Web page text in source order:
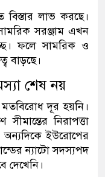
বিস্তার লাভ করছে।
সরঞ্জাম এখন
ফলে সামরিক ও
বাড়ছে।
শেষ নয়
মতবিরোধ দূর হয়নি।
নিরাপত্তা
অন্যদিকে ইউরোপের
ন্যাটো সদস্যপদ
দেখেনি।